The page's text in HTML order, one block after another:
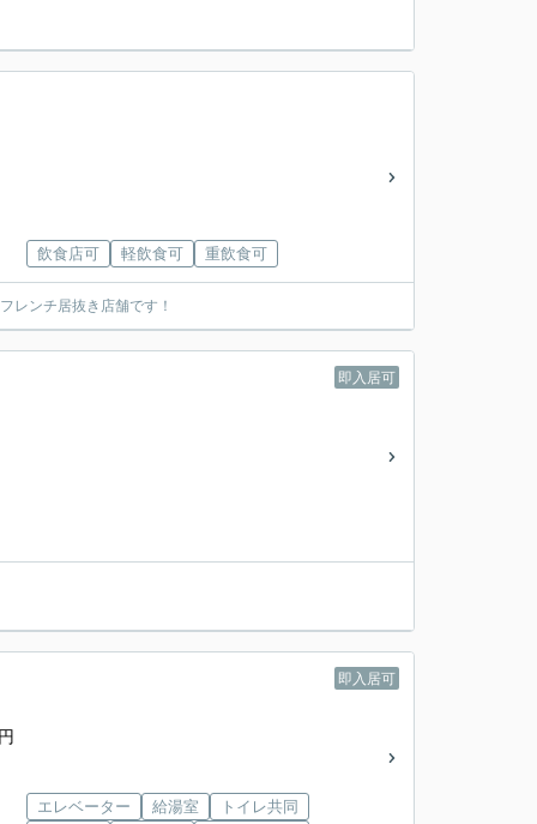
飲食店可 軽飲食可 重飲食可
レンチ居抜き店舗です！
即入居可
即入居可
エレベーター 給湯室
トイレ共同